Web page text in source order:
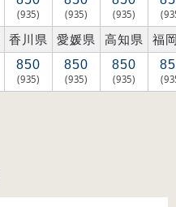
(935) (935) (935)
香川県 愛媛県 高知県 福
850
(935)
850
(935)
850
(935)